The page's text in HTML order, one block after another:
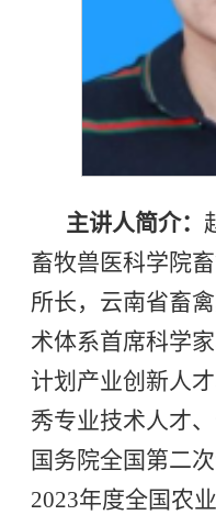
主讲人简介：
畜牧兽医科学院
所长，云南省畜
术体系首席科学
计划产业创新人
秀专业技术人才
国务院全国第二
2023年度全国农